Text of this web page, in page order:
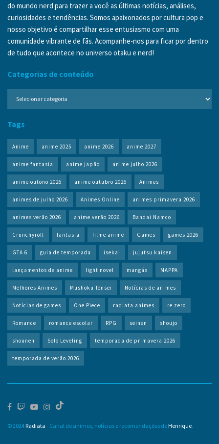
do mundo nerd para trazer a você as últimas notícias, análises,
curiosidades e tendências. Somos apaixonados por cultura pop e
nosso objetivo é compartilhar esse entusiasmo com uma
comunidade vibrante de fãs. Acompanhe-nos para ficar por dentro
de tudo que acontece no universo otaku e nerd!
Categorias de conteúdo
Tags
Anime anime 2025 anime 2026 anime 2027
anime fantasia anime japão anime julho 2026
anime outono 2026 anime outubro 2026 Animes
animes de julho 2026 Animes Online animes primavera 2026
animes verão 2026 anime verão 2026 Bandai Namco
Crunchyroll fantasia filme anime Games games 2026
GTA 6 guia de temporada isekai jujutsu kaisen
lançamentos de anime light novel mangás MAPPA
Melhores Animes Mushoku Tensei Notícias de animes
Notícias de games One Piece radiata animes re zero
Romance romance escolar RPG seinen shoujo
shounen Solo Leveling temporada de primavera 2026
temporada de verão 2026
© 2024 Radiata - Canal de animes, notícias e recomendações de Henrique.